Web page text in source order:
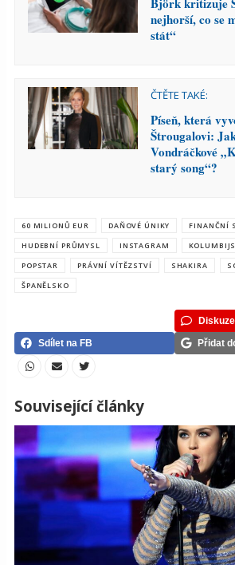
nejhorší, co se
stát“
ČTĚTE TAKÉ:
Píseň, která
Štrougalovi:
Vondráčkové
starý song“?
60 MILIONŮ EUR DAŇOVÉ ÚNIKY
FINANČNÍ
HUDEBNÍ PRŮMYSL
INSTAGRAM
POPSTAR
PRÁVNÍ VÍTĚZSTVÍ SHAKIRA
ŠPANĚLSKO
Diskuze
Sdílet na FB
Přidat
Související články